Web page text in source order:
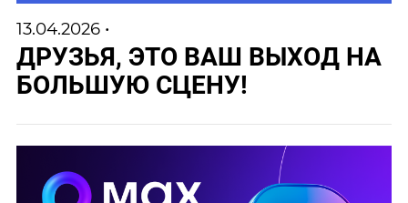
13.04.2026 •
ДРУЗЬЯ, ЭТО ВАШ ВЫХОД НА
БОЛЬШУЮ СЦЕНУ!